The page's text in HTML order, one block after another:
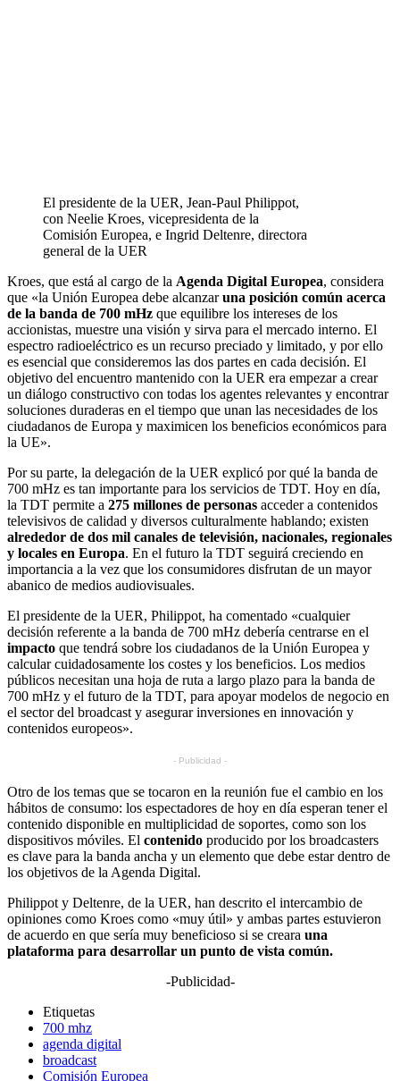
El presidente de la UER, Jean-Paul Philippot,
con Neelie Kroes, vicepresidenta de la
Comisión Europea, e Ingrid Deltenre, directora
general de la UER
Kroes, que está al cargo de la Agenda Digital Europea, considera
que «la Unión Europea debe alcanzaruna posición común acerca
de la banda de 700 mHz que equilibre los intereses de los
accionistas, muestre una visión y sirva para el mercado interno. El
espectro radioeléctrico es un recurso preciado y limitado, y por ello
es esencial que consideremos las dos partes en cada decisión. El
objetivo del encuentro mantenido con la UER era empezar a crear
un diálogo constructivo con todas los agentes relevantes y encontrar
soluciones duraderas en el tiempo que unan las necesidades de los
ciudadanos de Europa y maximicen los beneficios económicos para
la UE».
Por su parte, la delegación de la UER explicó por qué la banda de
700 mHz es tan importante para los servicios de TDT. Hoy en día,
la TDT permite a 275 millones de personas acceder a contenidos
televisivos de calidad y diversos culturalmente hablando; existen
alrededor de dos mil canales de televisión, nacionales, regionales
y locales en Europa. En el futuro la TDT seguirá creciendo en
importancia a la vez que los consumidores disfrutan de un mayor
abanico de medios audiovisuales.
El presidente de la UER, Philippot, ha comentado «cualquier
decisión referente a la banda de 700 mHz debería centrarse en el
impacto que tendrá sobre los ciudadanos de la Unión Europea y
calcular cuidadosamente los costes y los beneficios. Los medios
públicos necesitan una hoja de ruta a largo plazo para la banda de
700 mHz y el futuro de la TDT, para apoyar modelos de negocio en
el sector del broadcast y asegurar inversiones en innovación y
contenidos europeos».
- Publicidad -
Otro de los temas que se tocaron en la reunión fue el cambio en los
hábitos de consumo: los espectadores de hoy en día esperan tener el
contenido disponible en multiplicidad de soportes, como son los
dispositivos móviles. El contenido producido por los broadcasters
es clave para la banda ancha y un elemento que debe estar dentro de
los objetivos de la Agenda Digital.
Philippot y Deltenre, de la UER, han descrito el intercambio de
opiniones como Kroes como «muy útil» y ambas partes estuvieron
de acuerdo en que sería muy beneficioso si se creara una
plataforma para desarrollar un punto de vista común.
-Publicidad-
Etiquetas
700 mhz
agenda digital
broadcast
Comisión Europea